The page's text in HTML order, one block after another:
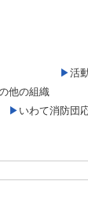
他の組織
▶活
▶ いわて消防団